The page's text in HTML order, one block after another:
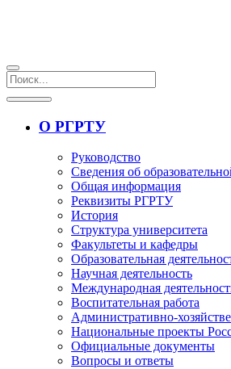
О РГРТУ
Руководство
Сведения об
Общая информация
Реквизиты РГРТУ
История
Структура университета
Факультеты и кафедры
Образовательная
Научная деятельность
Международная
Воспитательная работа
Административно-
Национальные проекты
Официальные документы
Вопросы и ответы